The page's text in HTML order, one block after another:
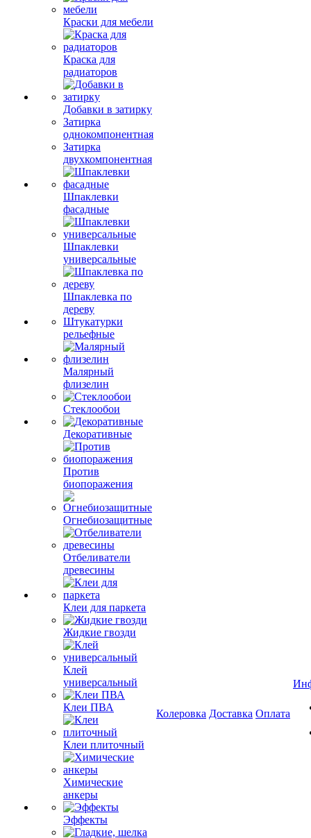
Краски для мебели
Краска для
радиаторов
Добавки в затирку
Затирка
однокомпонентная
Затирка
двухкомпонентная
Шпаклевки
фасадные
Шпаклевки
универсальные
Шпаклевка по
дереву
Штукатурки
рельефные
Малярный
флизелин
Стеклообои
Декоративные
Против
биопоражения
Огнебиозащитные
Отбеливатели
древесины
Клеи для паркета
Жидкие гвозди
Клей
универсальный
Клеи ПВА
Клеи плиточный
Химические
анкеры
Эффекты
Колеровка Доставка Оплата